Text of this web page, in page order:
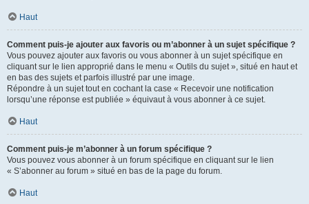
Haut
Comment puis-je ajouter aux favoris ou m’abonner à un sujet spécifique ?
Vous pouvez ajouter aux favoris ou vous abonner à un sujet spécifique en
cliquant sur le lien approprié dans le menu « Outils du sujet », situé en haut et
en bas des sujets et parfois illustré par une image.
Répondre à un sujet tout en cochant la case « Recevoir une notification
lorsqu’une réponse est publiée » équivaut à vous abonner à ce sujet.
Haut
Comment puis-je m’abonner à un forum spécifique ?
Vous pouvez vous abonner à un forum spécifique en cliquant sur le lien
« S’abonner au forum » situé en bas de la page du forum.
Haut